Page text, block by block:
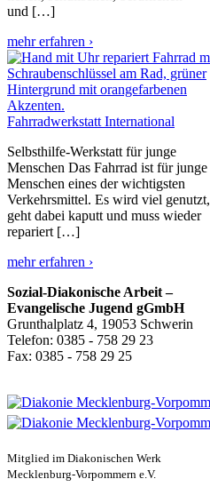
und […]
mehr erfahren ›
Fahrrad­werk­statt International
Selbst­hilfe-Werkstatt für junge
Menschen Das Fahrrad ist für junge
Menschen eines der wichtigsten
Verkehrs­mittel. Es wird viel genutzt,
geht dabei kaputt und muss wieder
repariert […]
mehr erfahren ›
Sozial-Diakonische Arbeit –
Evangelische Jugend gGmbH
Grunthalplatz 4, 19053 Schwerin
Telefon: 0385 - 758 29 23
Fax: 0385 - 758 29 25
Mitglied im Diakonischen Werk
Mecklenburg-Vorpommern e.V.